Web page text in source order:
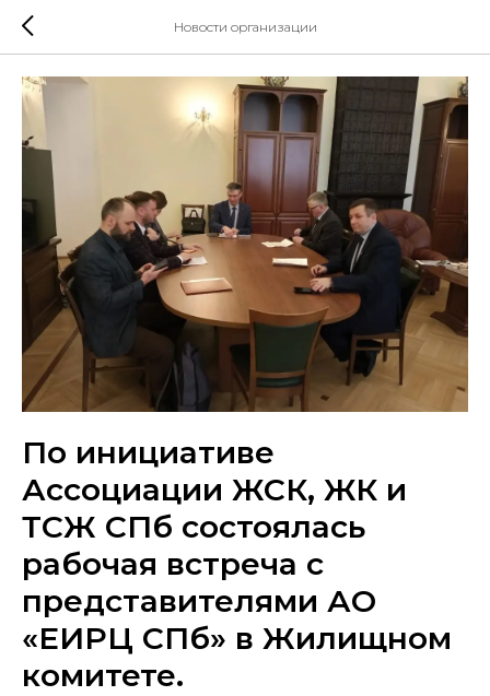
Новости организации
По инициативе
Ассоциации ЖСК, ЖК и
ТСЖ СПб состоялась
рабочая встреча с
представителями АО
«ЕИРЦ СПб» в Жилищном
комитете.